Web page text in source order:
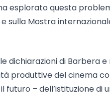
esplorato questa
sulla Mostra
dichiarazioni di Barbera
produttive del cinema
– dell’istituzione di